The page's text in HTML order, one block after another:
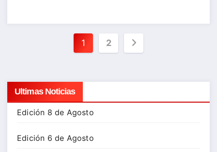
Paginación
entradas
1 2
Ultimas Noticias
Edición 8 de Agosto
Edición 6 de Agosto